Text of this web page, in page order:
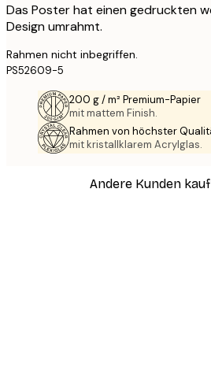
Das Poster hat einen gedruckten
Design umrahmt.
Rahmen nicht inbegriffen.
PS52609-5
200 g / m² Premium-Papier
mit mattem Finish.
Rahmen von höchster
mit kristallklarem Acrylglas.
Andere Kunden